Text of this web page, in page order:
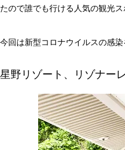
たので誰でも行ける人気の観光ス
今回は新型コロナウイルスの感
星野リゾート、リゾナー